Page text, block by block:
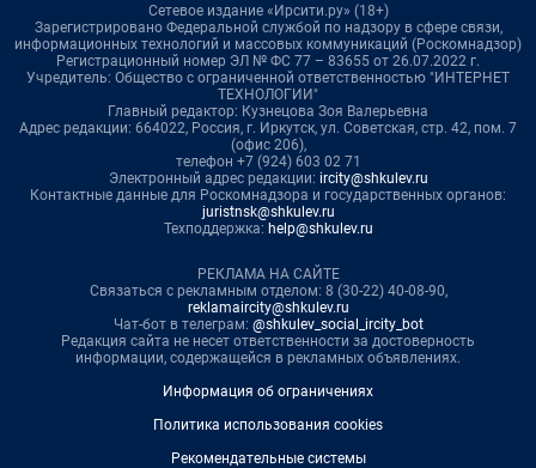
Сетевое издание «Ирсити.ру» (18+)
Зарегистрировано Федеральной службой по надзору в сфере связи,
информационных технологий и массовых коммуникаций (Роскомнадзор)
Регистрационный номер ЭЛ № ФС 77 – 83655 от 26.07.2022 г.
Учредитель: Общество с ограниченной ответственностью "ИНТЕРНЕТ
ТЕХНОЛОГИИ"
Главный редактор: Кузнецова Зоя Валерьевна
Адрес редакции: 664022, Россия, г. Иркутск, ул. Советская, стр. 42, пом. 7
(офис 206),
телефон +7 (924) 603 02 71
Электронный адрес редакции: ircity@shkulev.ru
Контактные данные для Роскомнадзора и государственных органов:
juristnsk@shkulev.ru
Техподдержка: help@shkulev.ru
РЕКЛАМА НА САЙТЕ
Связаться с рекламным отделом: 8 (30-22) 40-08-90,
reklamaircity@shkulev.ru
Чат-бот в телеграм: @shkulev_social_ircity_bot
Редакция сайта не несет ответственности за достоверность
информации, содержащейся в рекламных объявлениях.
Информация об ограничениях
Политика использования cookies
Рекомендательные системы